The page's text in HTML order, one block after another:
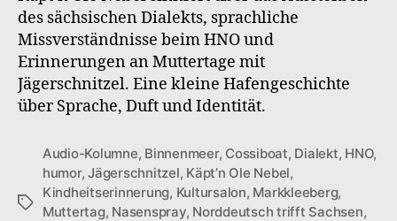
Duftigkeit
des sächsischen Dialekts, sprachliche
Missverständnisse beim HNO und
Erinnerungen an Muttertage mit
Jägerschnitzel. Eine kleine Hafengeschichte
über Sprache, Duft und Identität.
Schlagwörter
Audio-Kolumne, Binnenmeer, Cossiboat, Dialekt, HNO,
humor,Jägerschnitzel, Käpt’n Ole Nebel,
Kindheitserinnerung, Kultursalon, Markkleeberg,
Muttertag, Nasenspray, Norddeutsch trifft Sachsen,